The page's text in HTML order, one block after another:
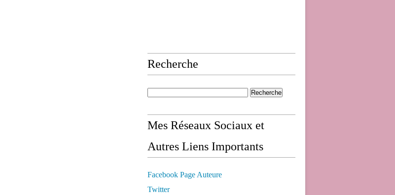
Recherche
Mes Réseaux Sociaux et
Autres Liens Importants
Facebook Page Auteure
Twitter